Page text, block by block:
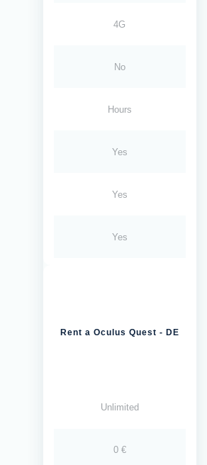
4G
No
Hours
Yes
Yes
Yes
Rent a Oculus Quest - DE
Unlimited
0 €